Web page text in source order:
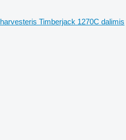
harvesteris Timberjack 1270C dalimis